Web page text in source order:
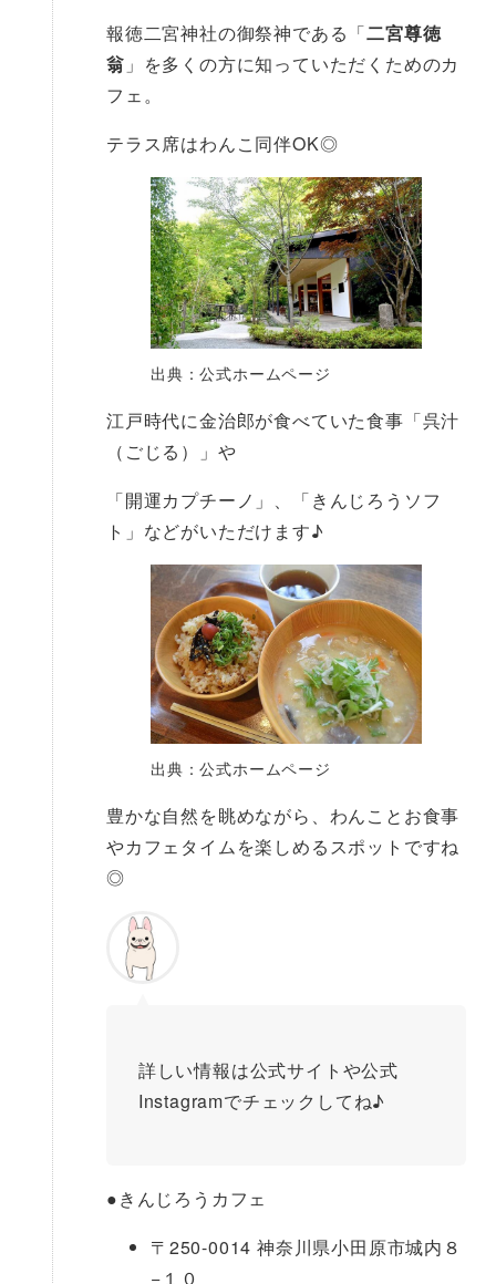
報徳二宮神社の御祭神である「二宮尊徳
翁 」を多くの方に知っていただくためのカ
フェ。
テラス席はわんこ同伴OK◎
出典：公式ホームページ
江戸時代に金治郎が食べていた食事「呉汁
（ごじる）」や
「開運カプチーノ」、「きんじろうソフ
ト」などがいただけます♪
出典：公式ホームページ
豊かな自然を眺めながら、わんことお食事
やカフェタイムを楽しめるスポットですね
◎
詳しい情報は公式サイトや公式
Instagramでチェックしてね♪
●きんじろうカフェ
〒250-0014 神奈川県小田原市城内８
−１０